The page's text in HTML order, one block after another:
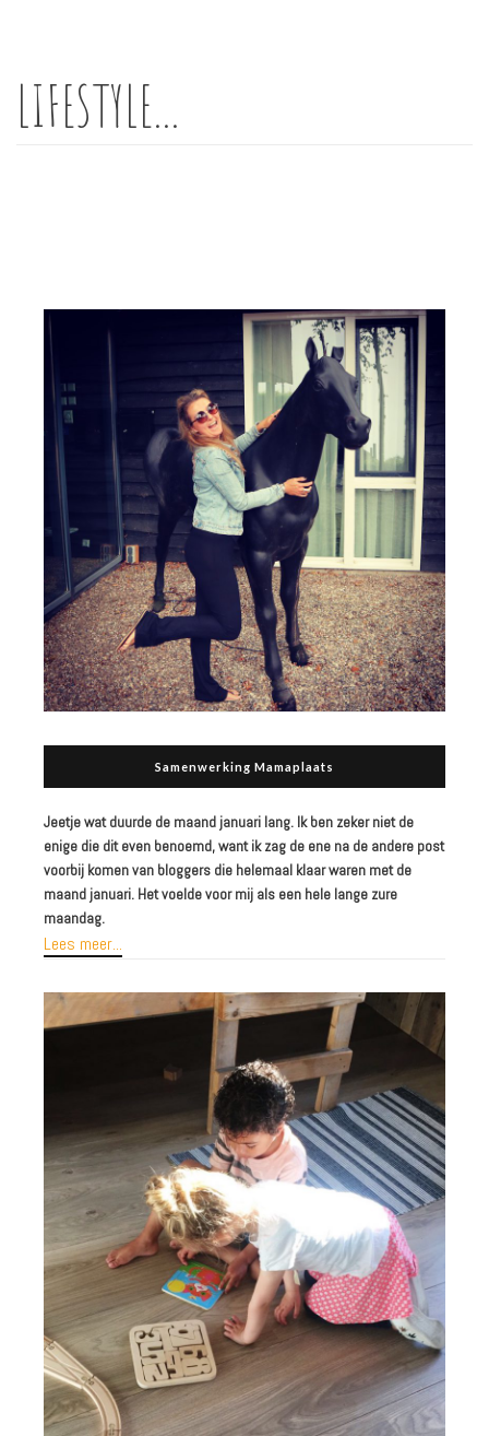
LIFESTYLE...
Samenwerking Mamaplaats
Jeetje wat duurde de maand januari lang. Ik ben zeker niet de
enige die dit even benoemd, want ik zag de ene na de andere post
voorbij komen van bloggers die helemaal klaar waren met de
maand januari. Het voelde voor mij als een hele lange zure
maandag.
Lees meer...